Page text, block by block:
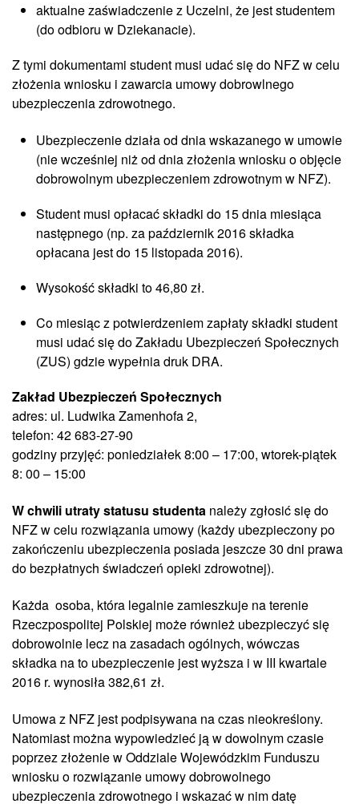
aktualne zaświadczenie z Uczelni, że jest studentem
(do odbioru w Dziekanacie).
Z tymi dokumentami student musi udać się do NFZ w celu
złożenia wniosku i zawarcia umowy dobrowlnego
ubezpieczenia zdrowotnego.
Ubezpieczenie działa od dnia wskazanego w umowie
(nie wcześniej niż od dnia złożenia wniosku o objęcie
dobrowolnym ubezpieczeniem zdrowotnym w NFZ).
Student musi opłacać składki do 15 dnia miesiąca
następnego (np. za październik 2016 składka
opłacana jest do 15 listopada 2016).
Wysokość składki to 46,80 zł.
Co miesiąc z potwierdzeniem zapłaty składki student
musi udać się do Zakładu Ubezpieczeń Społecznych
(ZUS) gdzie wypełnia druk DRA.
Zakład Ubezpieczeń Społecznych
adres: ul. Ludwika Zamenhofa 2,
telefon: 42 683-27-90
godziny przyjęć: poniedziałek 8:00 – 17:00, wtorek-piątek
8: 00 – 15:00
W chwili utraty statusu studenta należy zgłosić się do
NFZ w celu rozwiązania umowy (każdy ubezpieczony po
zakończeniu ubezpieczenia posiada jeszcze 30 dni prawa
do bezpłatnych świadczeń opieki zdrowotnej).
Każda osoba, która legalnie zamieszkuje na terenie
Rzeczpospolitej Polskiej może również ubezpieczyć się
dobrowolnie lecz na zasadach ogólnych, wówczas
składka na to ubezpieczenie jest wyższa i w III kwartale
2016 r. wynosiła 382,61 zł.
Umowa z NFZ jest podpisywana na czas nieokreślony.
Natomiast można wypowiedzieć ją w dowolnym czasie
poprzez złożenie w Oddziale Wojewódzkim Funduszu
wniosku o rozwiązanie umowy dobrowolnego
ubezpieczenia zdrowotnego i wskazać w nim datę